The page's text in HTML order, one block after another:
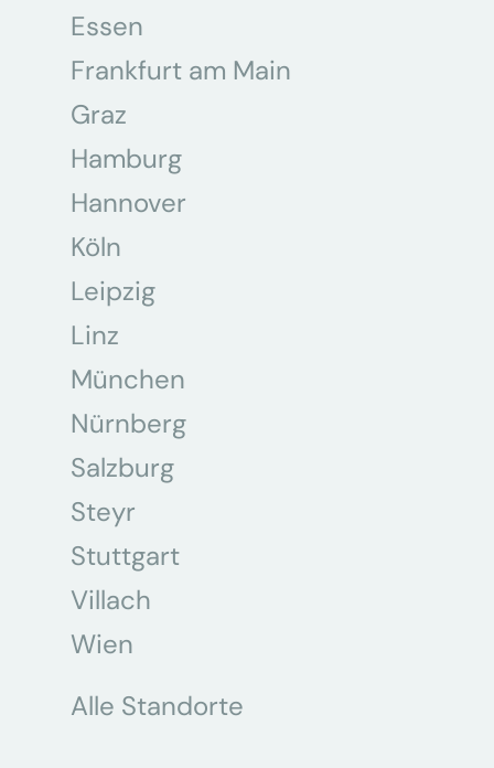
Essen
Frankfurt am Main
Graz
Hamburg
Hannover
Köln
Leipzig
Linz
München
Nürnberg
Salzburg
Steyr
Stuttgart
Villach
Wien
Alle Standorte